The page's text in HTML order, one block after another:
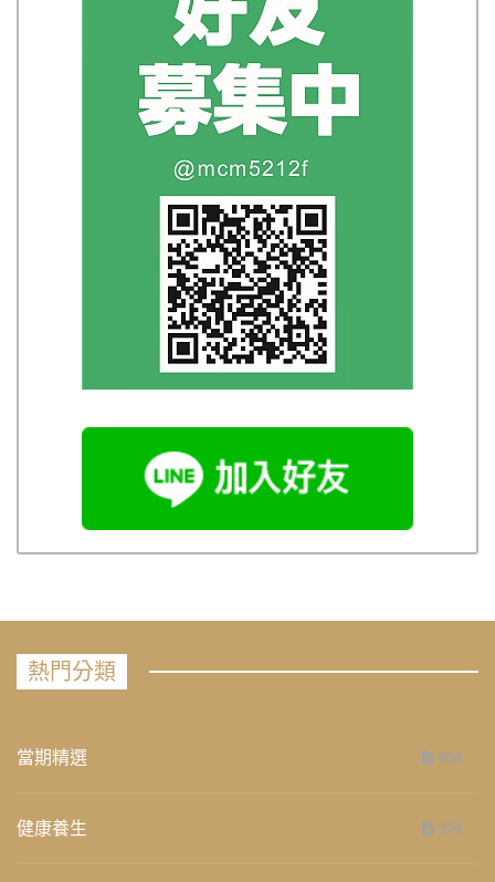
熱門分類
當期精選 658
健康養生 276